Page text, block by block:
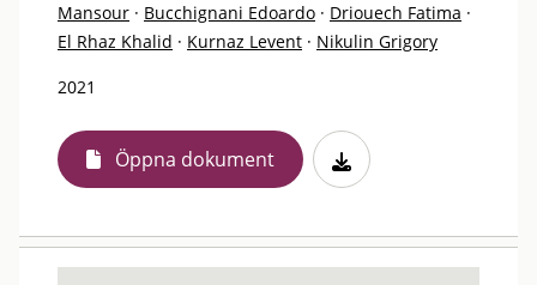
Mansour · Bucchignani Edoardo · Driouech Fatima ·
El Rhaz Khalid · Kurnaz Levent · Nikulin Grigory
2021
Öppna dokument